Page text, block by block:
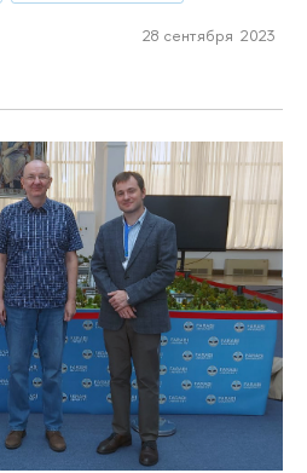
28 сентября 2023